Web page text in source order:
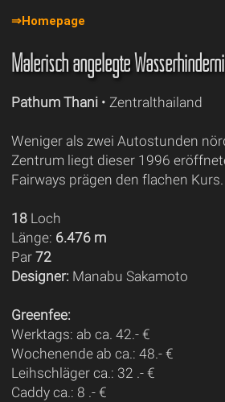
⇒Homepage
Malerisch angelegte
Pathum Thani• Zentralthailand
Weniger als zwei Autostunden
Zentrum liegt dieser 1996
Fairways prägen den flachen Kurs.
18Loch
Länge: 6.476 m
Par 72
Designer: Manabu Sakamoto
Greenfee:
Werktags: ab ca. 42.- €
Wochenende ab ca.: 48.- €
Leihschläger ca.: 32 .- €
Caddy ca.: 8 .- €